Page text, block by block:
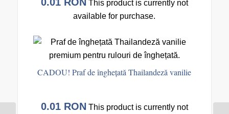
This product is currently not
available for purchase.
CADOU! Praf de înghețată Thailandeză vanilie
0.01 RON This product is currently not